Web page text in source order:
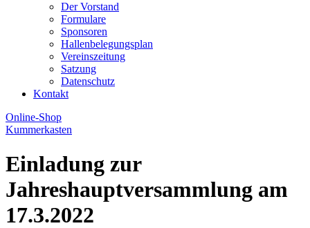
Der Vorstand
Formulare
Sponsoren
Hallenbelegungsplan
Vereinszeitung
Satzung
Datenschutz
Kontakt
Online-Shop
Kummerkasten
Einladung zur
Jahreshauptversammlung am
17.3.2022